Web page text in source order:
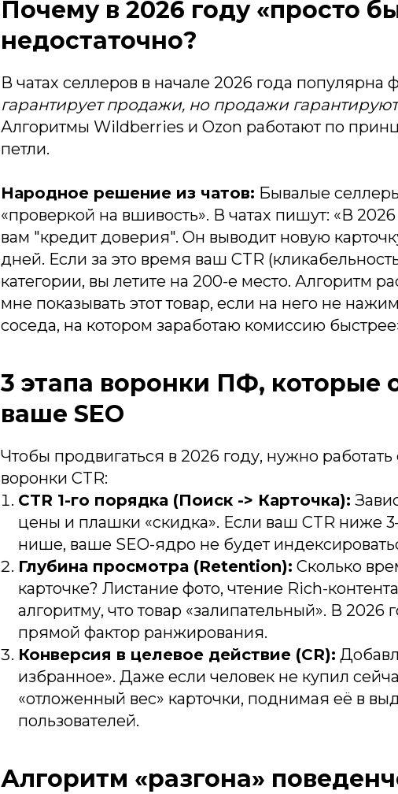
Почему в 2026 году «просто
недостаточно?
В чатах селлеров в начале 2026 года популярна
гарантирует продажи, но продажи
Алгоритмы Wildberries и Ozon работают по
петли.
Народное решение из чатов: Бывалые
«проверкой на вшивость». В чатах пишут: «В
вам "кредит доверия". Он выводит новую
дней. Если за это время ваш CTR
категории, вы летите на 200-е место. Алгоритм
мне показывать этот товар, если на него не
соседа, на котором заработаю комиссию
3 этапа воронки ПФ, которые
ваше SEO
Чтобы продвигаться в 2026 году, нужно
воронки CTR:
CTR 1-го порядка (Поиск -> Карточка):
цены и плашки «скидка». Если ваш CTR ниже
нише, ваше SEO-ядро не будет
Глубина просмотра (Retention): Сколько
карточке? Листание фото, чтение Rich-
алгоритму, что товар «залипательный». В
прямой фактор ранжирования.
Конверсия в целевое действие (CR):
избранное». Даже если человек не купил
«отложенный вес» карточки, поднимая её в
пользователей.
Алгоритм «разгона»